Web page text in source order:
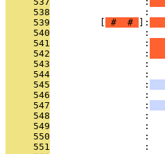
     538
:
     539
# # ]:
     540
:
     541
                 :
     542
                 :
     543
:
     544
:
     545
                 :
     546
:
     547
                 :
     548
:
     549
:
     550
:
     551
: